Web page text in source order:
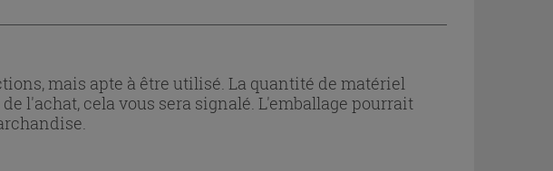
mais apte à être utilisé. La quantité de matériel
l'achat, cela vous sera signalé. L'emballage pourrait